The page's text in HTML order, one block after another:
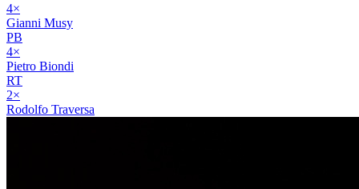
4×
Gianni Musy
PB
4×
Pietro Biondi
RT
2×
Rodolfo Traversa